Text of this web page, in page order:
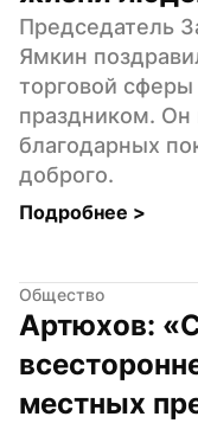
Председатель
Ямкин
торговой
праздником.
благодарных
доброго.
Подробнее >
Общество
Артюхов:
местных